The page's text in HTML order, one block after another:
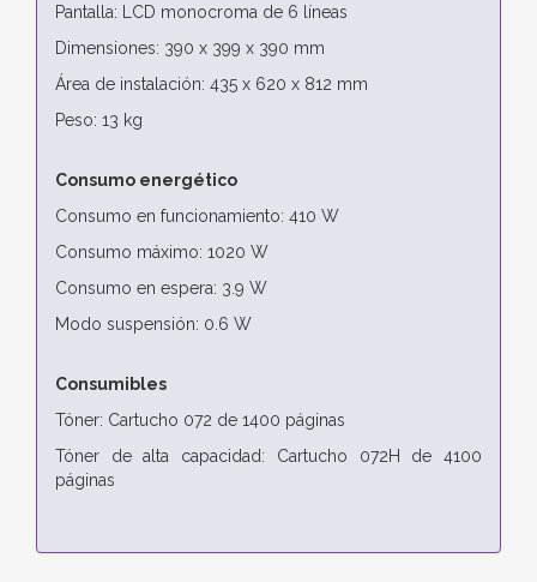
Pantalla: LCD monocroma de 6 líneas
Dimensiones: 390 x 399 x 390 mm
Área de instalación: 435 x 620 x 812 mm
Peso: 13 kg
Consumo energético
Consumo en funcionamiento: 410 W
Consumo máximo: 1020 W
Consumo en espera: 3.9 W
Modo suspensión: 0.6 W
Consumibles
Tóner: Cartucho 072 de 1400 páginas
Tóner de alta capacidad: Cartucho 072H de 4100
páginas